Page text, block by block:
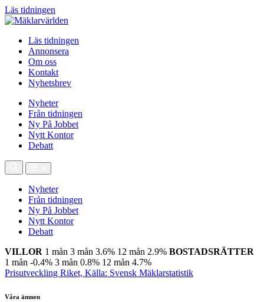
Läs tidningen
Läs tidningen
Annonsera
Om oss
Kontakt
Nyhetsbrev
Nyheter
Från tidningen
Ny På Jobbet
Nytt Kontor
Debatt
Nyheter
Från tidningen
Ny På Jobbet
Nytt Kontor
Debatt
VILLOR 1 mån 3 mån 3.6% 12 mån 2.9% BOSTADSRÄTTER
1 mån -0.4% 3 mån 0.8% 12 mån 4.7%
Prisutveckling Riket, Källa: Svensk Mäklarstatistik
Våra ämnen